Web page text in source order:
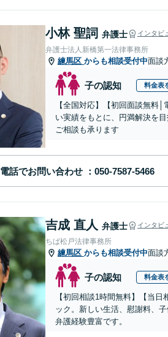
小林 聖詞 弁護士 インタビ
弁護士法人新橋第一法律事務所
練馬区 からも相談受付中面談
子の認知 料金表
【全国対応】【初回面談無料
い実績をもとに、円満解決を
ご相談も承ります
電話でお問い合わせ
吉成 直人 弁護士 インタビ
ちば松戸法律事務所
練馬区 からも相談受付中面談
子の認知 料金表
【初回相談1時間無料】【当
ック。新しい生活、慰謝料、
弁護経験豊富です。